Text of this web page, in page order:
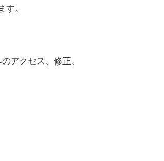
。
アクセス、修正、